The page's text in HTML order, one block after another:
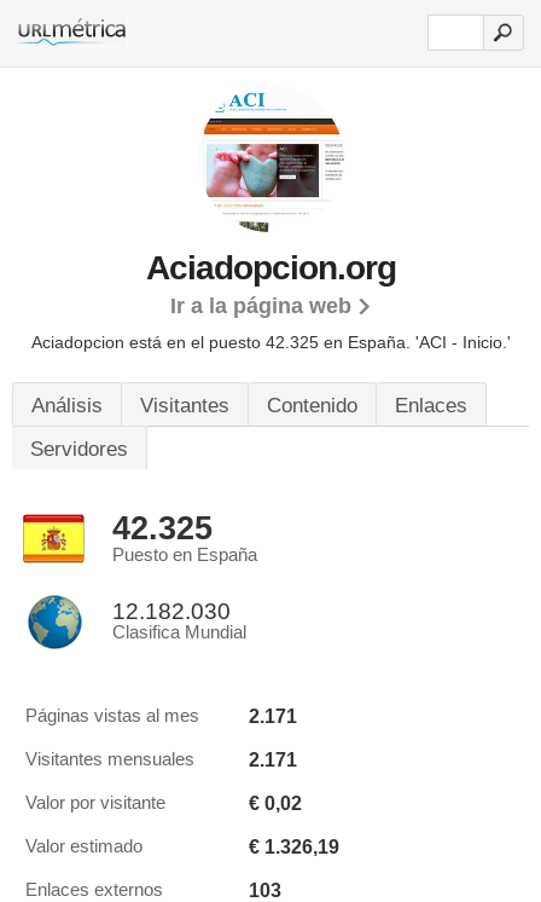
Aciadopcion.org
Ir a la página web
Aciadopcion está en el puesto 42.325 en España. 'ACI - Inicio.'
Análisis Visitantes Contenido
Enlaces
Servidores
42.325
Puesto en España
12.182.030
Clasifica Mundial
Páginas vistas al mes 2.171
Visitantes mensuales 2.171
Valor por visitante € 0,02
Valor estimado € 1.326,19
Enlaces externos 103